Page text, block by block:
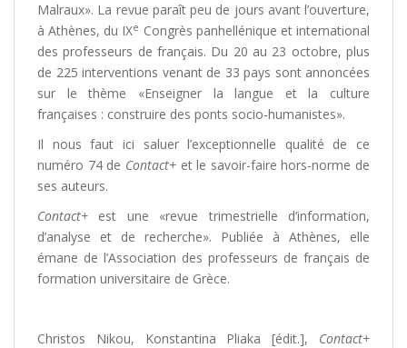
Malraux». La revue paraît peu de jours avant l’ouverture,
à Athènes, du IXe Congrès panhellénique et international
des professeurs de français. Du 20 au 23 octobre, plus
de 225 interventions venant de 33 pays sont annoncées
sur le thème «Enseigner la langue et la culture
françaises : construire des ponts socio-humanistes».
Il nous faut ici saluer l’exceptionnelle qualité de ce
numéro 74 de Contact+et le savoir-faire hors-norme de
ses auteurs.
Contact+ est une «revue trimestrielle d’information,
d’analyse et de recherche». Publiée à Athènes, elle
émane de l’Association des professeurs de français de
formation universitaire de Grèce.
Christos Nikou, Konstantina Pliaka [édit.], Contact+